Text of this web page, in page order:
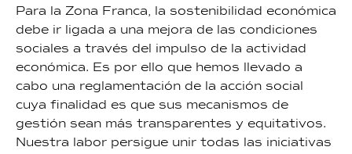
Para la Zona Franca, la sostenibilidad económica
debe ir ligada a una mejora de las condiciones
sociales a través del impulso de la actividad
económica. Es por ello que hemos llevado a
cabo una reglamentación de la acción social
cuya finalidad es que sus mecanismos de
gestión sean más transparentes y equitativos.
Nuestra labor persigue unir todas las iniciativas